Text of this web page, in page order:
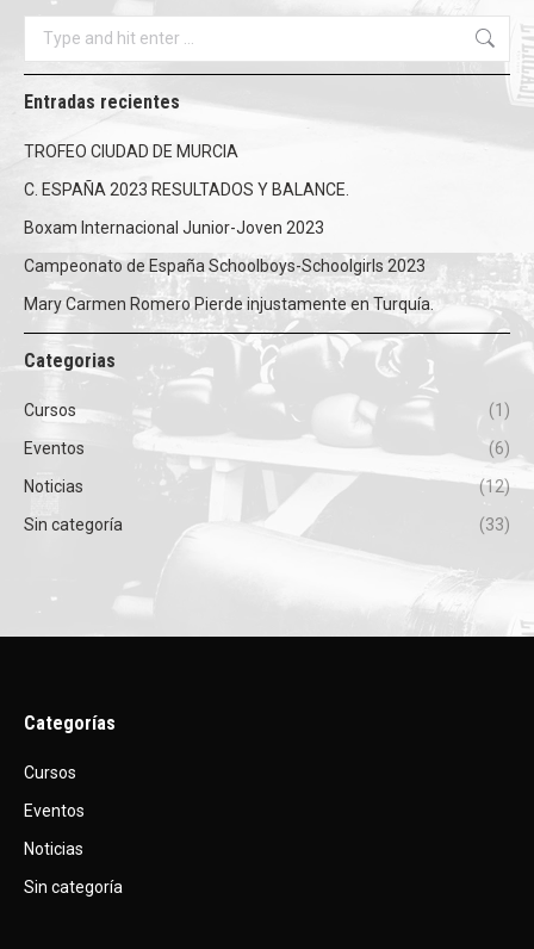
Search:
Entradas recientes
TROFEO CIUDAD DE MURCIA
C. ESPAÑA 2023 RESULTADOS Y BALANCE.
Boxam Internacional Junior-Joven 2023
Campeonato de España Schoolboys-Schoolgirls 2023
Mary Carmen Romero Pierde injustamente en Turquía.
Categorias
Cursos
(1)
Eventos
(6)
Noticias
(12)
Sin categoría
(33)
Categorías
Cursos
Eventos
Noticias
Sin categoría